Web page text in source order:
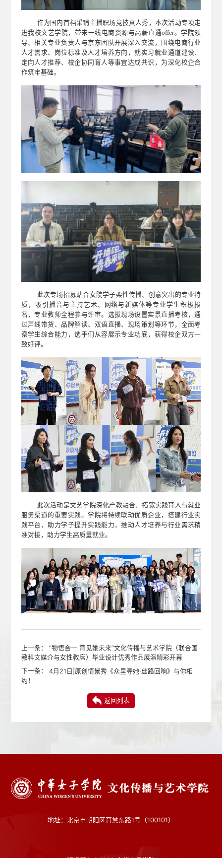
作为国内首档采销主播职场竞技真人秀，本次活动专项走
进我校文艺学院，带来一线电商资源与高薪直通offer。学院领
导、相关专业负责人与京东团队开展深入交流，围绕电商行业
人才需求、岗位标准及人才培养方向，就实习就业通道建设、
定向人才推荐、校企协同育人等事宜达成共识，为深化校企合
作筑牢基础。
此次专场招募贴合女院学子柔性传播、创意突出的专业特
质，吸引播音与主持艺术、网络与新媒体等专业学生积极报
名，专业教师全程参与评审。选拔现场设置实景直播考核，通
过声线带货、品牌解读、双语直播、现场策划等环节，全面考
察学生综合能力，选手们从容展示专业功底，获得校企双方一
致好评。
此次活动是文艺学院深化产教融合、拓宽实践育人与就业
服务渠道的重要实践。学院将持续联动优质企业，搭建行业实
践平台，助力学子提升实践能力，推动人才培养与行业需求精
准对接，助力学生高质量就业。
上一条： “物悟合一 育见她未来”文化传播与艺术学院（联合国
教科文媒介与女性教席）毕业设计优秀作品展演精彩开幕
下一条： 4月21日|原创情景秀《众里寻她·丝路回响》与你相
约！
返回列表
地址：北京市朝阳区育慧东路1号（100101）